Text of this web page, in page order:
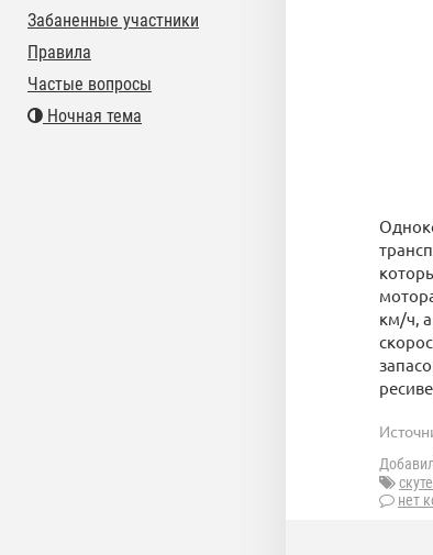
км/ч,
Добавил
нет
Забаненные участники
Правила
Частые вопросы
Ночная тема